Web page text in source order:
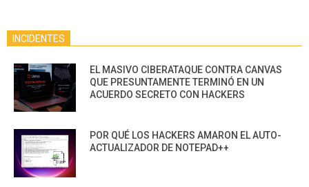
INCIDENTES
EL MASIVO CIBERATAQUE CONTRA CANVAS
QUE PRESUNTAMENTE TERMINÓ EN UN
ACUERDO SECRETO CON HACKERS
POR QUÉ LOS HACKERS AMARON EL AUTO-
ACTUALIZADOR DE NOTEPAD++